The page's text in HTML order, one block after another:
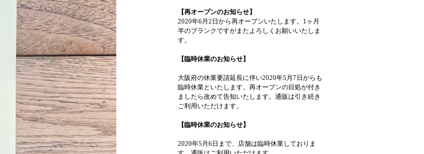
【再オープンのお知らせ】
2020年6月2日から再オープンいたします。1ヶ月
半のブランクですがまたよろしくお願いいたしま
す。
【臨時休業のお知らせ】
大阪府の休業要請延長に伴い2020年5月7日からも
臨時休業といたします。再オープンの目処が付き
ましたら改めて告知いたします。通販は引き続き
ご利用いただけます。
【臨時休業のお知らせ】
2020年5月6日まで、店舗は臨時休業しておりま